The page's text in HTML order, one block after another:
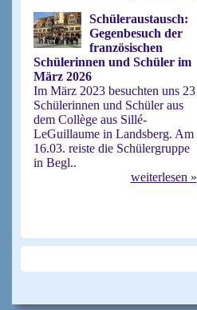
Schüleraustausch:
Gegenbesuch der
französischen
Schülerinnen und Schüler im
März 2026
Im März 2023 besuchten uns 23
Schülerinnen und Schüler aus
dem Collège aus Sillé-
LeGuillaume in Landsberg. Am
16.03. reiste die Schülergruppe
in Begl..
weiterlesen »